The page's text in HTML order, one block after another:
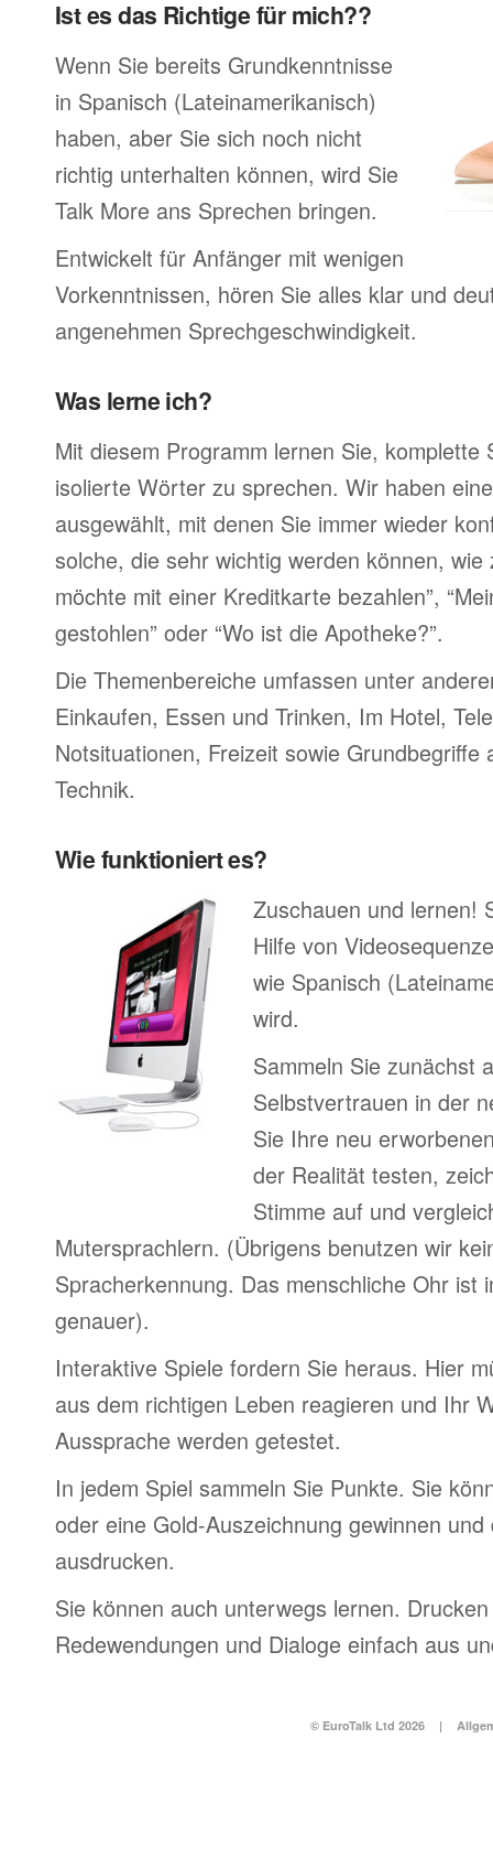
Ist es das Richtige für mich??
Wenn Sie bereits Grundkenntnisse
in Spanisch (Lateinamerikanisch)
haben, aber Sie sich noch nicht
richtig unterhalten können, wird Sie
Talk More ans Sprechen bringen.
Entwickelt für Anfänger mit wenigen
Vorkenntnissen, hören Sie alles klar und
angenehmen Sprechgeschwindigkeit.
Was lerne ich?
Mit diesem Programm lernen Sie, komplette
isolierte Wörter zu sprechen. Wir haben
ausgewählt, mit denen Sie immer wieder
solche, die sehr wichtig werden können, wie
möchte mit einer Kreditkarte bezahlen”,
gestohlen” oder “Wo ist die Apotheke?”.
Die Themenbereiche umfassen unter
Einkaufen, Essen und Trinken, Im Hotel,
Notsituationen, Freizeit sowie
Technik.
Wie funktioniert es?
Zuschauen und lernen!
Hilfe von
wie Spanisch
wird.
Sammeln Sie zunächst
Selbstvertrauen in der
Sie Ihre neu
der Realität testen,
Stimme auf und
Mutersprachlern. (Übrigens benutzen wir
Spracherkennung. Das menschliche Ohr ist
genauer).
Interaktive Spiele fordern Sie heraus. Hier
aus dem richtigen Leben reagieren und Ihr
Aussprache werden getestet.
In jedem Spiel sammeln Sie Punkte. Sie
oder eine Gold-Auszeichnung gewinnen
ausdrucken.
Sie können auch unterwegs lernen.
Redewendungen und Dialoge einfach aus
© EuroTalk Ltd 2026 |